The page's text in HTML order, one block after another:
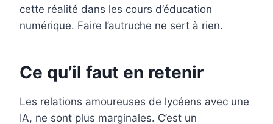
cette réalité dans les cours d’éducation
numérique. Faire l’autruche ne sert à rien.
Ce qu’il faut en retenir
Les relations amoureuses de lycéens avec une
IA, ne sont plus marginales. C’est un